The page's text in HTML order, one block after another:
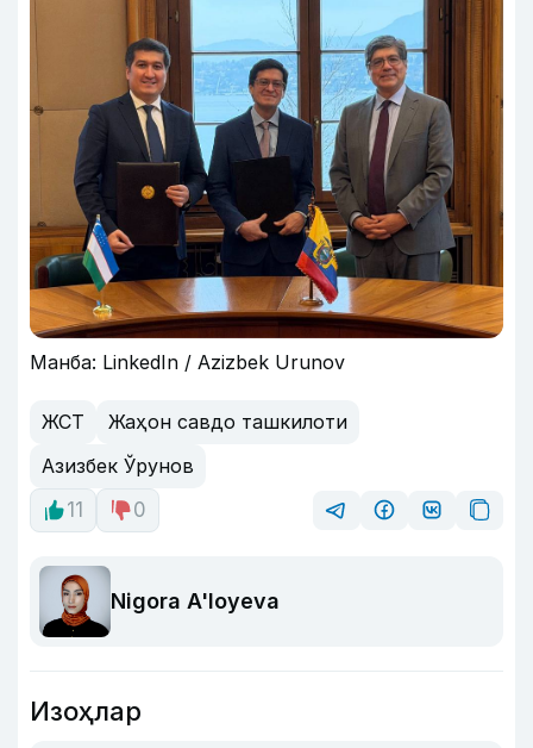
Манба: LinkedIn / Azizbek Urunov
ЖСТ
Жаҳон савдо ташкилоти
Азизбек Ўрунов
11
0
Nigora A'loyeva
Изоҳлар